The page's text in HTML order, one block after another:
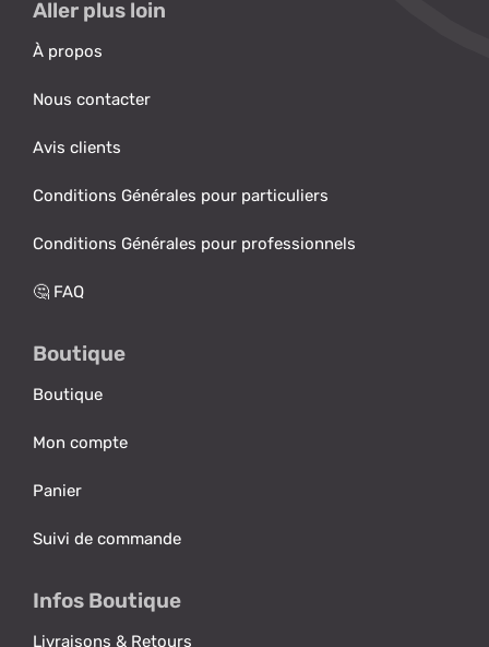
Aller plus loin
À propos
Nous contacter
Avis clients
Conditions Générales pour particuliers
Conditions Générales pour professionnels
🤔 FAQ
Boutique
Boutique
Mon compte
Panier
Suivi de commande
Infos Boutique
Livraisons & Retours